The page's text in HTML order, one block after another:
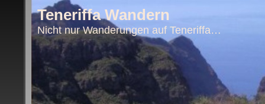
Teneriffa Wandern
Nicht nur Wanderungen auf Teneriffa…